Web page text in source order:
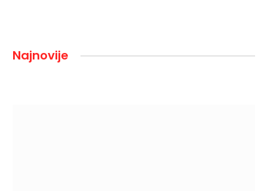
Najnovije